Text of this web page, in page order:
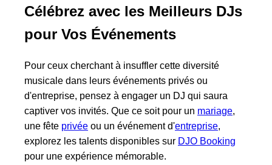
Célébrez avec les Meilleurs DJs
pour Vos Événements
Pour ceux cherchant à insuffler cette diversité
musicale dans leurs événements privés ou
d'entreprise, pensez à engager un DJ qui saura
captiver vos invités. Que ce soit pour un mariage,
une fête privée ou un événement d'entreprise,
explorez les talents disponibles sur DJO Booking
pour une expérience mémorable.